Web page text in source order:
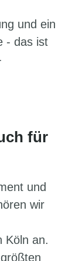
und ein
- das ist
für
und
wir
Köln an.